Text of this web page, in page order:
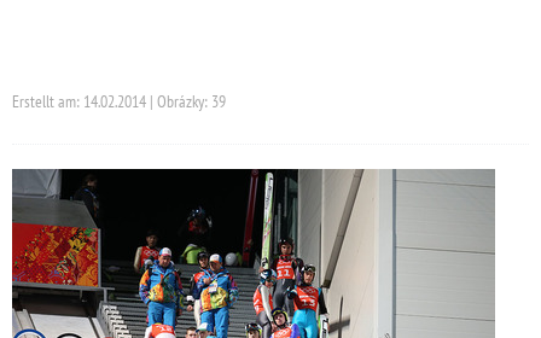
Erstellt am: 14.02.2014 | Obrázky: 39